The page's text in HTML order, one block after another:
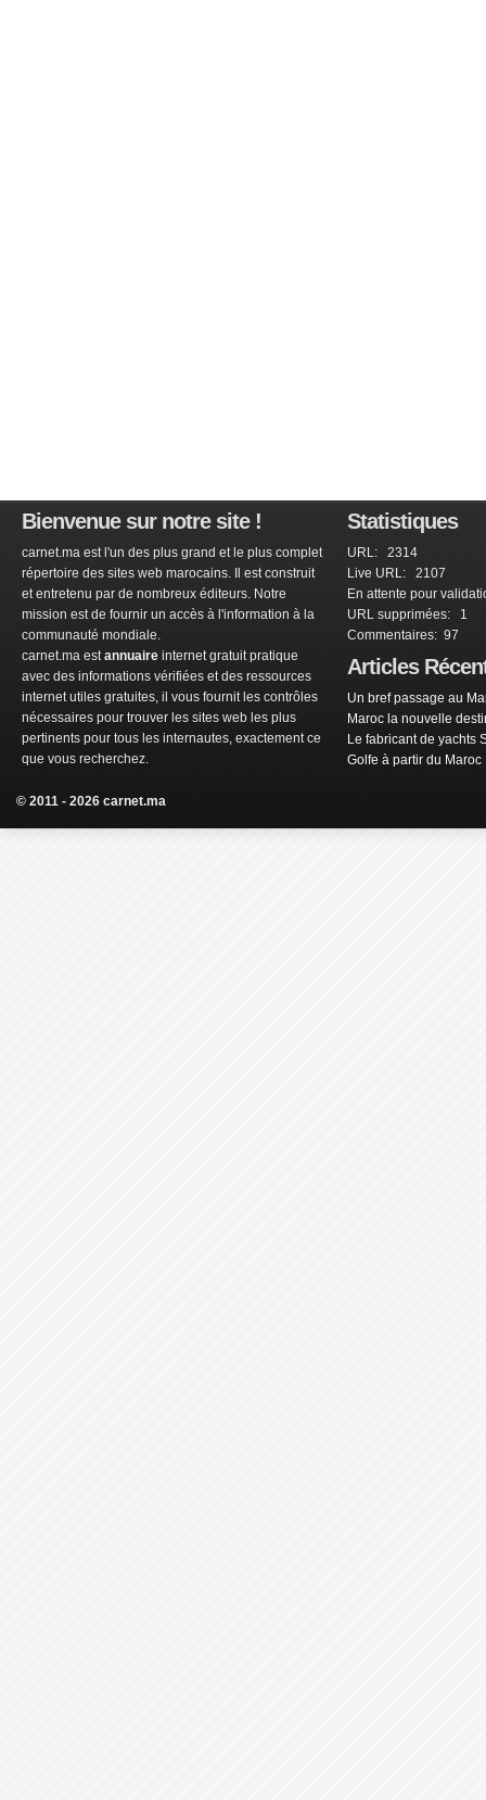
Bienvenue sur notre site !
carnet.ma est l'un des plus grand et le plus complet
répertoire des sites web marocains. Il est construit
et entretenu par de nombreux éditeurs. Notre
mission est de fournir un accès à l'information à la
communauté mondiale.
carnet.ma estannuaire internet gratuit pratique
avec des informations vérifiées et des ressources
internet utiles gratuites, il vous fournit les contrôles
nécessaires pour trouver les sites web les plus
pertinents pour tous les internautes, exactement ce
que vous recherchez.
Statistiques
URL: 2314
Live URL: 2107
En attente pour
URL supprimées: 1
Commentaires: 97
Articles
Un bref passage au
Maroc la nouvelle
Le fabricant de yachts
Golfe à partir du Maroc
© 2011 - 2026 carnet.ma